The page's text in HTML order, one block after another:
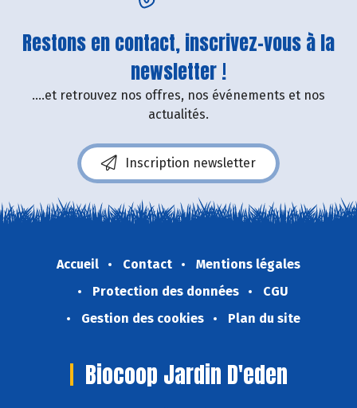
Restons en contact, inscrivez-vous à la
newsletter !
....et retrouvez nos offres, nos événements et nos
actualités.
Inscription newsletter
Accueil Contact
Mentions légales
Protection des données
CGU
Gestion des cookies
Plan du site
Biocoop Jardin D'eden